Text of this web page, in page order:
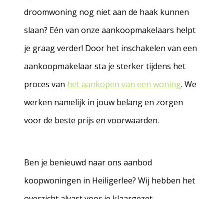
droomwoning nog niet aan de haak kunnen
slaan? Eén van onze aankoopmakelaars helpt
je graag verder! Door het inschakelen van een
aankoopmakelaar sta je sterker tijdens het
proces van het aankopen van een woning. We
werken namelijk in jouw belang en zorgen
voor de beste prijs en voorwaarden.
Ben je benieuwd naar ons aanbod
koopwoningen in Heiligerlee? Wij hebben het